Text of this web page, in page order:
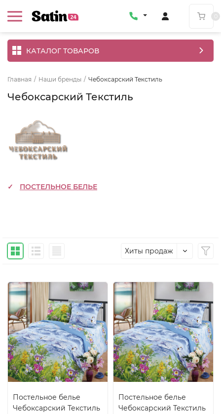
КАТАЛОГ ТОВАРОВ
Главная / Наши бренды / Чебоксарский Текстиль
Чебоксарский Текстиль
ПОСТЕЛЬНОЕ БЕЛЬЕ
Хиты продаж
Постельное белье
Чебоксарский Текстиль
Постельное белье
Чебоксарский Текстиль